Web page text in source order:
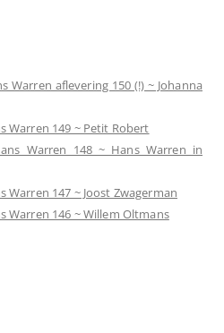
Warren aflevering 150 (!) ~ Johanna
Warren 149 ~ Petit Robert
Warren 148 ~ Hans Warren in
Warren 147 ~ Joost Zwagerman
Warren 146 ~ Willem Oltmans